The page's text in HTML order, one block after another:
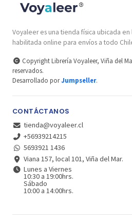
Voyaleer es una tienda física ubicada
habilitada online para envíos a todo
Copyright Librería Voyaleer, Viña del
reservados.
Desarrollado porJumpseller.
CONTÁCTANOS
tienda@voyaleer.cl
+56939214215
5693921 1436
Viana 157, local 101, Viña del Mar.
Lunes a Viernes
10:30 a 19:00hrs.
Sábado
10:00 a 14:00hrs.